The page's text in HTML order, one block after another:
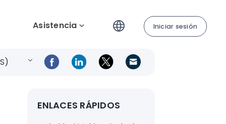
Asistencia Iniciar sesión
ENLACES RÁPIDOS